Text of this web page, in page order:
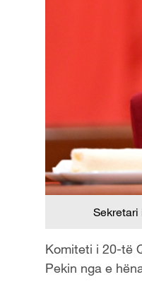
Komiteti i 20-të
Pekin nga e